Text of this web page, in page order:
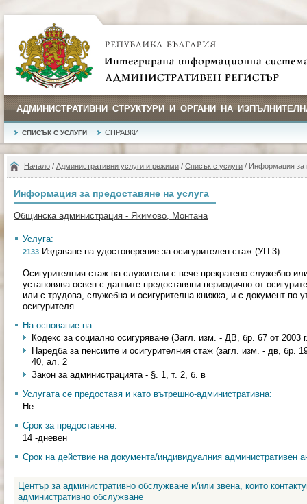
АДМИНИСТРАТИВНИ СТРУКТУРИ И ОРГАНИ НА
СПИСЪК С УСЛУГИ СПРАВКИ
Начало / Административни услуги и режими / Списък с услуги / Информация за
Информация за предоставяне на услуга
Общинска администрация - Якимово, Монтана
Услуга:
2133 Издаване на удостоверение за осигурителен стаж (УП 3)
Осигурителния стаж на служители с вече прекратено служебно
установява освен с данните предоставяни периодично от
или с трудова, служебна и осигурителна книжка, и с документ по
осигурителя.
На основание на:
Кодекс за социално осигуряване (Загл. изм. - ДВ, бр. 67 от 2003
Наредба за пенсиите и осигурителния стаж (загл. изм. - дв, бр.
40, ал. 2
Закон за администрацията - §. 1, т. 2, б. в
Услугата се предоставя и като вътрешно-административна:
Не
Срок за предоставяне:
14 -дневен
Срок на действие на документа/индивидуалния административен
Център за административно обслужване и/или звена, които
административно обслужване